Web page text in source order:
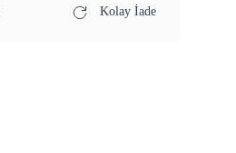
Kolay İade